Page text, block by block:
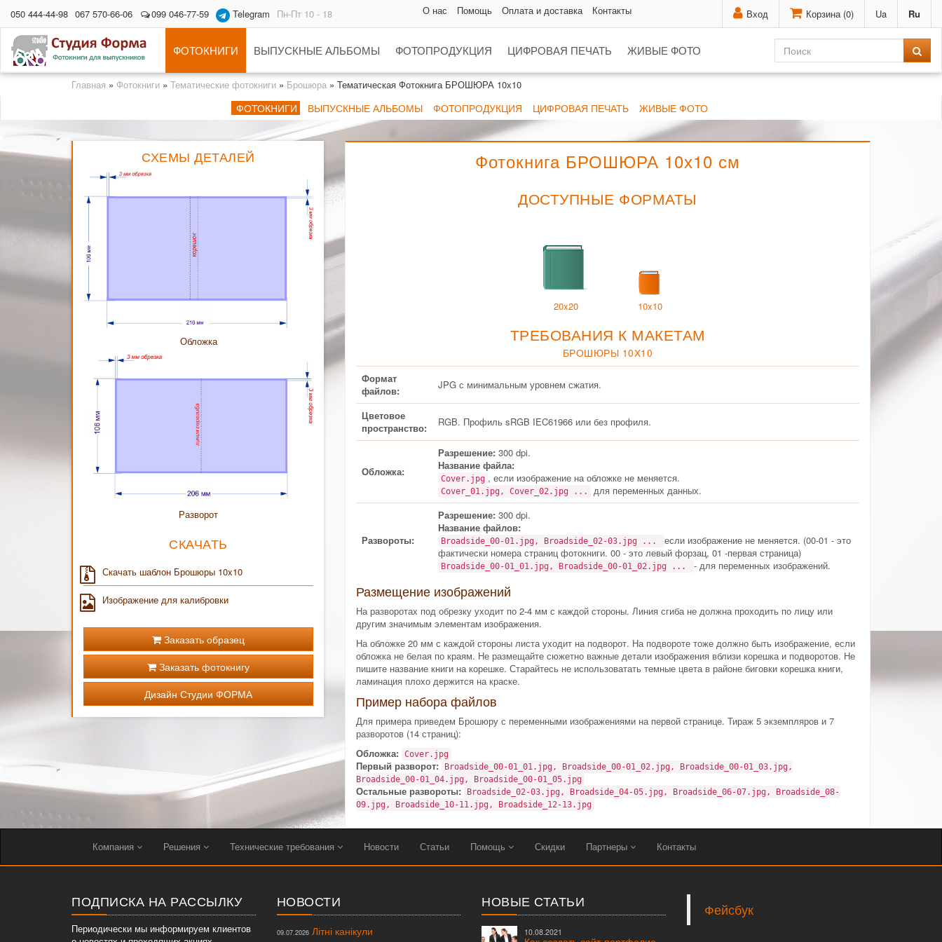
Вход Корзина (0) Ua Ru
050 444-44-98 067 570-66-06 099 046-77-59 Telegram Пн-Пт 10 - 18 О нас Помощь Оплата и доставка Контакты
ФОТОКНИГИ ВЫПУСКНЫЕ АЛЬБОМЫ ФОТОПРОДУКЦИЯ ЦИФРОВАЯ ПЕЧАТЬ ЖИВЫЕ ФОТО
Главная » Фотокниги » Тематические фотокниги » Брошюра » Тематическая Фотокнига БРОШЮРА 10х10
ФОТОКНИГИ ВЫПУСКНЫЕ АЛЬБОМЫ ФОТОПРОДУКЦИЯ ЦИФРОВАЯ ПЕЧАТЬ ЖИВЫЕ ФОТО
СХЕМЫ ДЕТАЛЕЙ
Обложка
Разворот
СКАЧАТЬ
Скачать шаблон Брошюры 10x10
Изображение для калибровки
Заказать образец
Заказать фотокнигу
Дизайн Студии ФОРМА
Фотокнига БРОШЮРА 10х10 см
ДОСТУПНЫЕ ФОРМАТЫ
20x20 10x10
ТРЕБОВАНИЯ К МАКЕТАМ
БРОШЮРЫ 10X10
Формат
файлов:
JPG с минимальным уровнем сжатия.
Цветовое
пространство:
RGB. Профиль sRGB IEC61966 или без профиля.
Обложка:
Разрешение: 300 dpi.
Название файла:
Cover.jpg , если изображение на обложке не меняется.
Cover_01.jpg, Cover_02.jpg ... для переменных данных.
Развороты:
Разрешение: 300 dpi.
Название файлов:
Broadside_00-01.jpg, Broadside_02-03.jpg ...
если изображение не меняется. (00-01 - это
фактически номера страниц фотокниги. 00 - это левый форзац, 01 -первая страница)
Broadside_00-01_01.jpg, Broadside_00-01_02.jpg ... - для переменных изображений.
Размещение изображений
На разворотах под обрезку уходит по 2-4 мм с каждой стороны. Линия сгиба не должна проходить по лицу или
другим значимым элементам изображения.
На обложке 20 мм с каждой стороны листа уходит на подворот. На подвороте тоже должно быть изображение, если
обложка не белая по краям. Не размещайте сюжетно важные детали изображения вблизи корешка и подворотов. Не
пишите название книги на корешке. Старайтесь не использоватать темные цвета в районе биговки корешка книги,
ламинация плохо держится на краске.
Пример набора файлов
Для примера приведем Брошюру с переменными изображениями на первой странице. Тираж 5 экземпляров и 7
разворотов (14 страниц):
Обложка: Cover.jpg
Первый разворот:
Broadside_00-01_01.jpg, Broadside_00-01_02.jpg, Broadside_00-01_03.jpg,
Broadside_00-01_04.jpg, Broadside_00-01_05.jpg
Остальные развороты:
Broadside_02-03.jpg, Broadside_04-05.jpg, Broadside_06-07.jpg, Broadside_08-
09.jpg, Broadside_10-11.jpg, Broadside_12-13.jpg
Компания Решения Технические требования Новости Статьи Помощь Скидки Партнеры Контакты
ПОДПИСКА НА РАССЫЛКУ
Периодически мы информируем клиентов
НОВОСТИ
09.07.2026Літні канікули
НОВЫЕ СТАТЬИ
10.08.2021
Фейсбук